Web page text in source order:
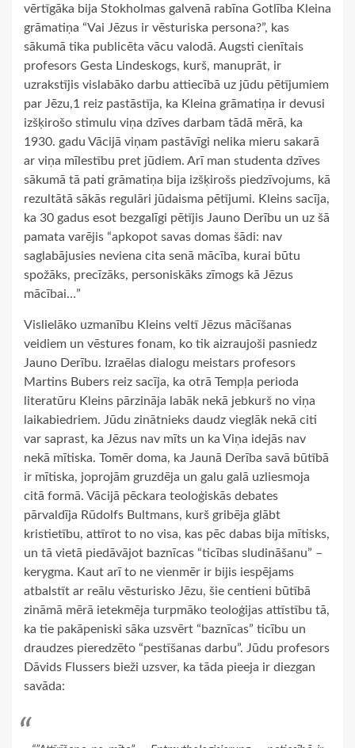
vērtīgāka bija Stokholmas galvenā rabīna Gotlība Kleina
grāmatiņa “Vai Jēzus ir vēsturiska persona?”, kas
sākumā tika publicēta vācu valodā. Augsti cienītais
profesors Gesta Lindeskogs, kurš, manuprāt, ir
uzrakstījis vislabāko darbu attiecībā uz jūdu pētījumiem
par Jēzu,1 reiz pastāstīja, ka Kleina grāmatiņa ir devusi
izšķirošo stimulu viņa dzīves darbam tādā mērā, ka
1930. gadu Vācijā viņam pastāvīgi nelika mieru sakarā
ar viņa mīlestību pret jūdiem. Arī man studenta dzīves
sākumā tā pati grāmatiņa bija izšķirošs piedzīvojums, kā
rezultātā sākās regulāri jūdaisma pētījumi. Kleins sacīja,
ka 30 gadus esot bezgalīgi pētījis Jauno Derību un uz šā
pamata varējis “apkopot savas domas šādi: nav
saglabājusies neviena cita senā mācība, kurai būtu
spožāks, precīzāks, personiskāks zīmogs kā Jēzus
mācībai…”
Vislielāko uzmanību Kleins veltī Jēzus mācīšanas
veidiem un vēstures fonam, ko tik aizraujoši pasniedz
Jauno Derību. Izraēlas dialogu meistars profesors
Martins Bubers reiz sacīja, ka otrā Tempļa perioda
literatūru Kleins pārzināja labāk nekā jebkurš no viņa
laikabiedriem. Jūdu zinātnieks daudz vieglāk nekā citi
var saprast, ka Jēzus nav mīts un ka Viņa idejās nav
nekā mītiska. Tomēr doma, ka Jaunā Derība savā būtībā
ir mītiska, joprojām gruzdēja un galu galā uzliesmoja
citā formā. Vācijā pēckara teoloģiskās debates
pārvaldīja Rūdolfs Bultmans, kurš gribēja glābt
kristietību, attīrot to no visa, kas pēc dabas bija mītisks,
un tā vietā piedāvājot baznīcas “ticības sludināšanu” –
kerygma. Kaut arī to ne vienmēr ir bijis iespējams
atbalstīt ar reālu vēsturisko Jēzu, šie centieni būtībā
zināmā mērā ietekmēja turpmāko teoloģijas attīstību tā,
ka tie pakāpeniski sāka uzsvērt “baznīcas” ticību un
draudzes pieredzēto “pestīšanas darbu”. Jūdu profesors
Dāvids Flussers bieži uzsver, ka tāda pieeja ir diezgan
savāda: